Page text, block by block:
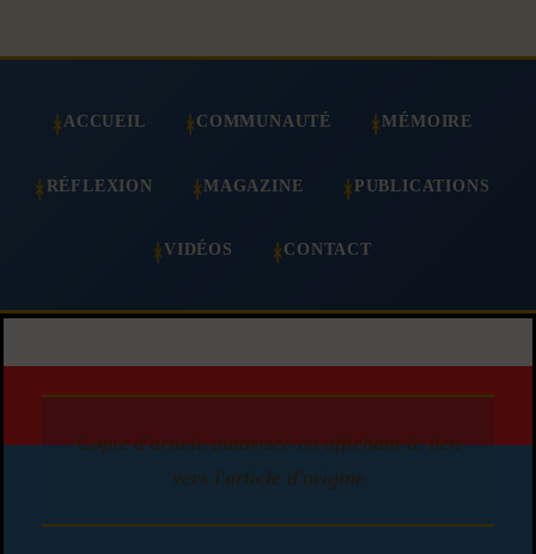
ACCUEIL COMMUNAUTÉ MÉMOIRE
RÉFLEXION MAGAZINE PUBLICATIONS
VIDÉOS CONTACT
Copie d'article autorisée en affichant le lien
vers l'article d'origine